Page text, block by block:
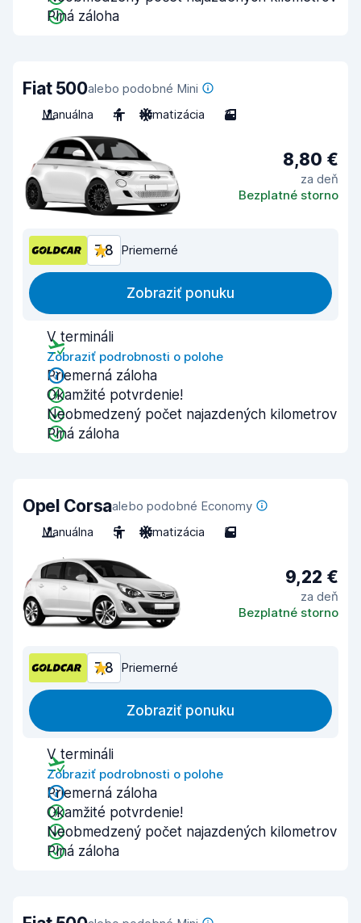
Plná záloha
Fiat 500alebo podobné Mini
Manuálna
4 Klimatizácia 3
8,80 €
za deň
Bezplatné storno
7,8 Priemerné
Zobraziť ponuku
V termináli
Zobraziť podrobnosti o polohe
Priemerná záloha
Okamžité potvrdenie!
Neobmedzený počet najazdených kilometrov
Plná záloha
Opel Corsaalebo podobné Economy
Manuálna
5 Klimatizácia 5
9,22 €
za deň
Bezplatné storno
7,8 Priemerné
Zobraziť ponuku
V termináli
Zobraziť podrobnosti o polohe
Priemerná záloha
Okamžité potvrdenie!
Neobmedzený počet najazdených kilometrov
Plná záloha